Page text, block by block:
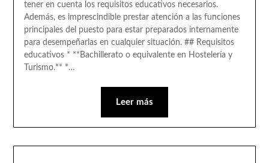
tener en cuenta los requisitos educativos necesarios.
Además, es imprescindible prestar atención a las funciones
principales del puesto para estar preparados internamente
para desempeñarlas en cualquier situación. ## Requisitos
educativos * **Bachillerato o equivalente en Hostelería y
Turismo.** *…
Leer más